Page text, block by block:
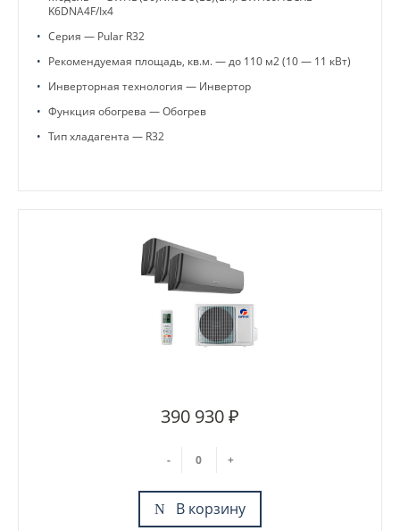
K6DNA4F/Ix4
• Серия — Pular R32
• Рекомендуемая площадь, кв.м. — до 110 м2 (10 — 11 кВт)
• Инверторная технология — Инвертор
• Функция обогрева — Обогрев
• Тип хладагента — R32
390 930 ₽
- +
В корзину